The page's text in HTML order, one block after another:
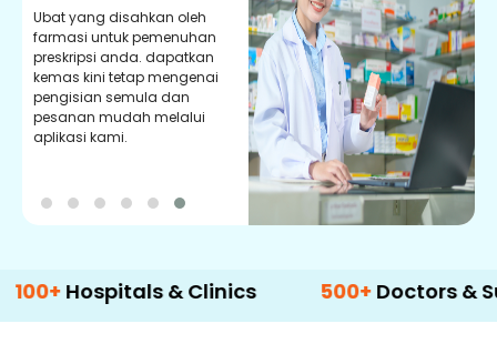
Ubat yang disahkan oleh
farmasi untuk pemenuhan
preskripsi anda. dapatkan
kemas kini tetap mengenai
pengisian semula dan
pesanan mudah melalui
aplikasi kami.
Hospitals & Clinics 500+Doctors &